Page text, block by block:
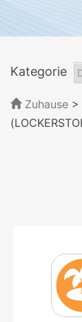
Kategorie
Zuhause >